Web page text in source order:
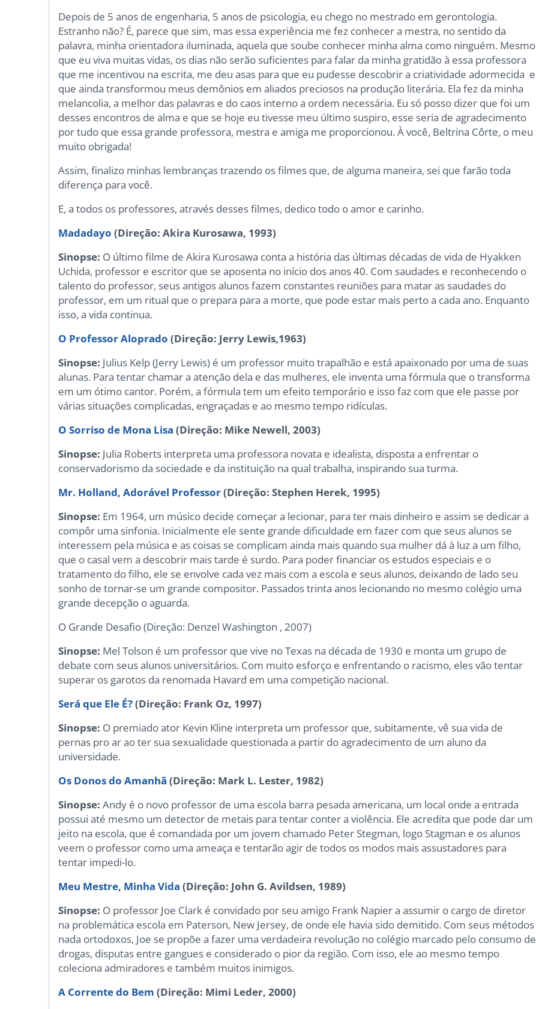
Depois de 5 anos de engenharia, 5 anos de psicologia, eu chego no mestrado em gerontologia.
Estranho não? É, parece que sim, mas essa experiência me fez conhecer a mestra, no sentido da
palavra, minha orientadora iluminada, aquela que soube conhecer minha alma como ninguém. Mesmo
que eu viva muitas vidas, os dias não serão suficientes para falar da minha gratidão à essa professora
que me incentivou na escrita, me deu asas para que eu pudesse descobrir a criatividade adormecida e
que ainda transformou meus demônios em aliados preciosos na produção literária. Ela fez da minha
melancolia, a melhor das palavras e do caos interno a ordem necessária. Eu só posso dizer que foi um
desses encontros de alma e que se hoje eu tivesse meu último suspiro, esse seria de agradecimento
por tudo que essa grande professora, mestra e amiga me proporcionou. À você, Beltrina Côrte, o meu
muito obrigada!
Assim, finalizo minhas lembranças trazendo os filmes que, de alguma maneira, sei que farão toda
diferença para você.
E, a todos os professores, através desses filmes, dedico todo o amor e carinho.
Madadayo (Direção: Akira Kurosawa, 1993)
Sinopse: O último filme de Akira Kurosawa conta a história das últimas décadas de vida de Hyakken
Uchida, professor e escritor que se aposenta no início dos anos 40. Com saudades e reconhecendo o
talento do professor, seus antigos alunos fazem constantes reuniões para matar as saudades do
professor, em um ritual que o prepara para a morte, que pode estar mais perto a cada ano. Enquanto
isso, a vida continua.
O Professor Aloprado (Direção: Jerry Lewis,1963)
Sinopse: Julius Kelp (Jerry Lewis) é um professor muito trapalhão e está apaixonado por uma de suas
alunas. Para tentar chamar a atenção dela e das mulheres, ele inventa uma fórmula que o transforma
em um ótimo cantor. Porém, a fórmula tem um efeito temporário e isso faz com que ele passe por
várias situações complicadas, engraçadas e ao mesmo tempo ridículas.
O Sorriso de Mona Lisa (Direção: Mike Newell, 2003)
Sinopse: Julia Roberts interpreta uma professora novata e idealista, disposta a enfrentar o
conservadorismo da sociedade e da instituição na qual trabalha, inspirando sua turma.
Mr. Holland, Adorável Professor(Direção: Stephen Herek, 1995)
Sinopse: Em 1964, um músico decide começar a lecionar, para ter mais dinheiro e assim se dedicar a
compôr uma sinfonia. Inicialmente ele sente grande dificuldade em fazer com que seus alunos se
interessem pela música e as coisas se complicam ainda mais quando sua mulher dá à luz a um filho,
que o casal vem a descobrir mais tarde é surdo. Para poder financiar os estudos especiais e o
tratamento do filho, ele se envolve cada vez mais com a escola e seus alunos, deixando de lado seu
sonho de tornar-se um grande compositor. Passados trinta anos lecionando no mesmo colégio uma
grande decepção o aguarda.
O Grande Desafio (Direção: Denzel Washington , 2007)
Sinopse: Mel Tolson é um professor que vive no Texas na década de 1930 e monta um grupo de
debate com seus alunos universitários. Com muito esforço e enfrentando o racismo, eles vão tentar
superar os garotos da renomada Havard em uma competição nacional.
Será que Ele É?(Direção: Frank Oz, 1997)
Sinopse: O premiado ator Kevin Kline interpreta um professor que, subitamente, vê sua vida de
pernas pro ar ao ter sua sexualidade questionada a partir do agradecimento de um aluno da
universidade.
Os Donos do Amanhã (Direção: Mark L. Lester, 1982)
Sinopse: Andy é o novo professor de uma escola barra pesada americana, um local onde a entrada
possui até mesmo um detector de metais para tentar conter a violência. Ele acredita que pode dar um
jeito na escola, que é comandada por um jovem chamado Peter Stegman, logo Stagman e os alunos
veem o professor como uma ameaça e tentarão agir de todos os modos mais assustadores para
tentar impedi-lo.
Meu Mestre, Minha Vida (Direção: John G. Avildsen, 1989)
Sinopse: O professor Joe Clark é convidado por seu amigo Frank Napier a assumir o cargo de diretor
na problemática escola em Paterson, New Jersey, de onde ele havia sido demitido. Com seus métodos
nada ortodoxos, Joe se propõe a fazer uma verdadeira revolução no colégio marcado pelo consumo de
drogas, disputas entre gangues e considerado o pior da região. Com isso, ele ao mesmo tempo
coleciona admiradores e também muitos inimigos.
A Corrente do Bem (Direção: Mimi Leder, 2000)